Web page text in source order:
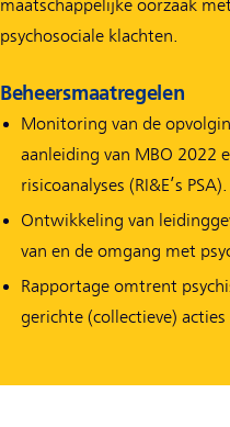
maatschappelijke oorzaak
psychosociale klachten.
Beheersmaatregelen
Monitoring van de
aanleiding van MBO 2022
risicoanalyses (RI&E’s PSA).
Ontwikkeling van
van en de omgang met
Rapportage omtrent
gerichte (collectieve)